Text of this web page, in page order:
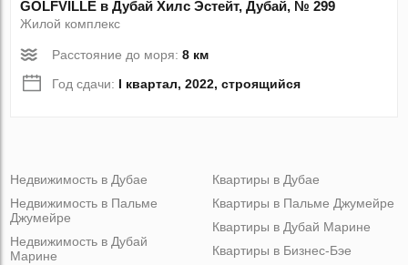
GOLFVILLE в Дубай Хилс Эстейт, Дубай, № 299
Жилой комплекс
Расстояние до моря:8 км
Год сдачи: I квартал, 2022, строящийся
Недвижимость в Дубае
Недвижимость в Пальме
Джумейре
Недвижимость в Дубай
Марине
Квартиры в Дубае
Квартиры в Пальме Джумейре
Квартиры в Дубай Марине
Квартиры в Бизнес-Бэе